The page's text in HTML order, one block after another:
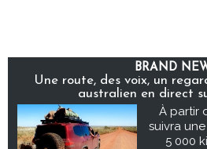
BRAND
Une route, des voix, un
australien en direct
À partir
suivra
5 000